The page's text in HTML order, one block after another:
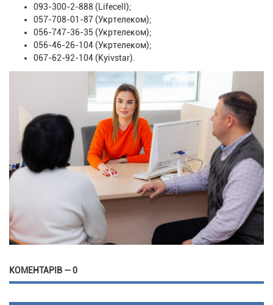
093-300-2-888 (Lifecell);
057-708-01-87 (Укртелеком);
056-747-36-35 (Укртелеком);
056-46-26-104 (Укртелеком);
067-62-92-104 (Kyivstar).
КОМЕНТАРІВ — 0